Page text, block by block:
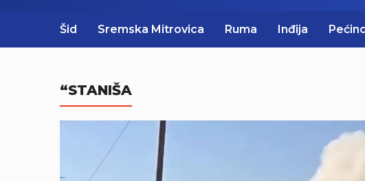
Šid Sremska Mitrovica Ruma Inđija
“STANIŠA